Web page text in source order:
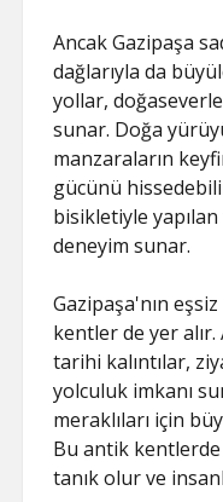
Ancak Gazipaşa
dağlarıyla da
yollar,
sunar. Doğa
manzaraların
gücünü
bisikletiyle
deneyim sunar.
Gazipaşa'nın
kentler de yer
tarihi kalıntılar,
yolculuk imkanı
meraklıları için
Bu antik
tanık olur ve